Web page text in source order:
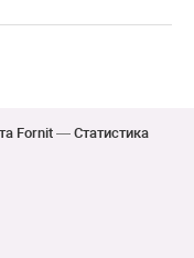
Fornit— Статистика